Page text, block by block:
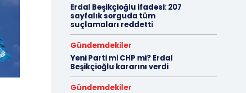
Erdal Beşikçioğlu ifadesi: 207
sayfalık sorguda tüm
suçlamaları reddetti
Gündemdekiler
Yeni Parti mi CHP mi? Erdal
Beşikçioğlu kararını verdi
Gündemdekiler